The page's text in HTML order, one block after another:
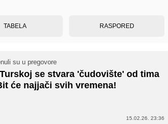
TABELA RASPORED
su u pregovore
se stvara 'čudovište' od tima
će najjači svih vremena!
15.02.26. 23:36